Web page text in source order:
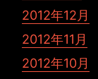
2012年12月
2012年11月
2012年10月